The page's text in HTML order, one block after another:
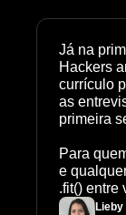
Já na
Hackers
currículo
as
primeira
Para
e
.fit() entre